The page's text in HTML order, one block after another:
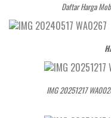
Daftar Harga
IMG 20251217